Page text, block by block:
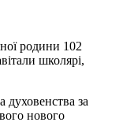
родини 102
школярі,
духовенства за
нового